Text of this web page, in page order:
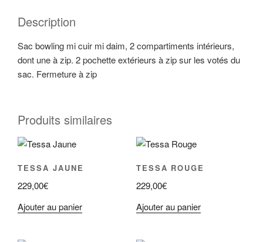
Description
Sac bowling mi cuir mi daim, 2 compartiments intérieurs,
dont une à zip. 2 pochette extérieurs à zip sur les votés du
sac. Fermeture à zip
Produits similaires
TESSA JAUNE
229,00€
Ajouter au panier
TESSA ROUGE
229,00€
Ajouter au panier